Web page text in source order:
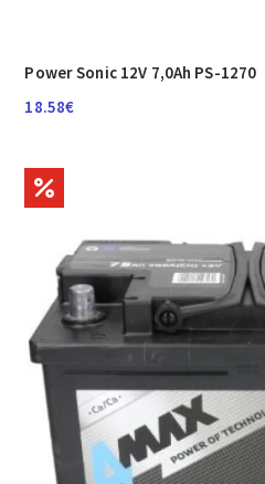
Power Sonic 12V 7,0Ah PS-1270
18.58€